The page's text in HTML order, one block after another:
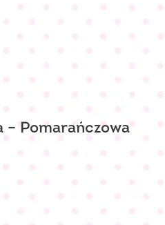
– Pomarańczowa